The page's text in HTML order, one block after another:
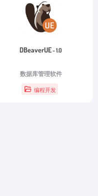
DBeaverUE- 1.0
数据库管理软件
编程开发